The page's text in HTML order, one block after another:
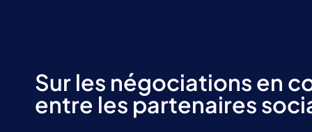
Sur les négociations en
entre les partenaires